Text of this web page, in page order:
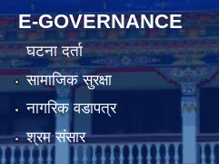
E-GOVERNANCE
घटना दर्ता
सामाजिक सुरक्षा
नागरिक वडापत्र
श्रम संसार